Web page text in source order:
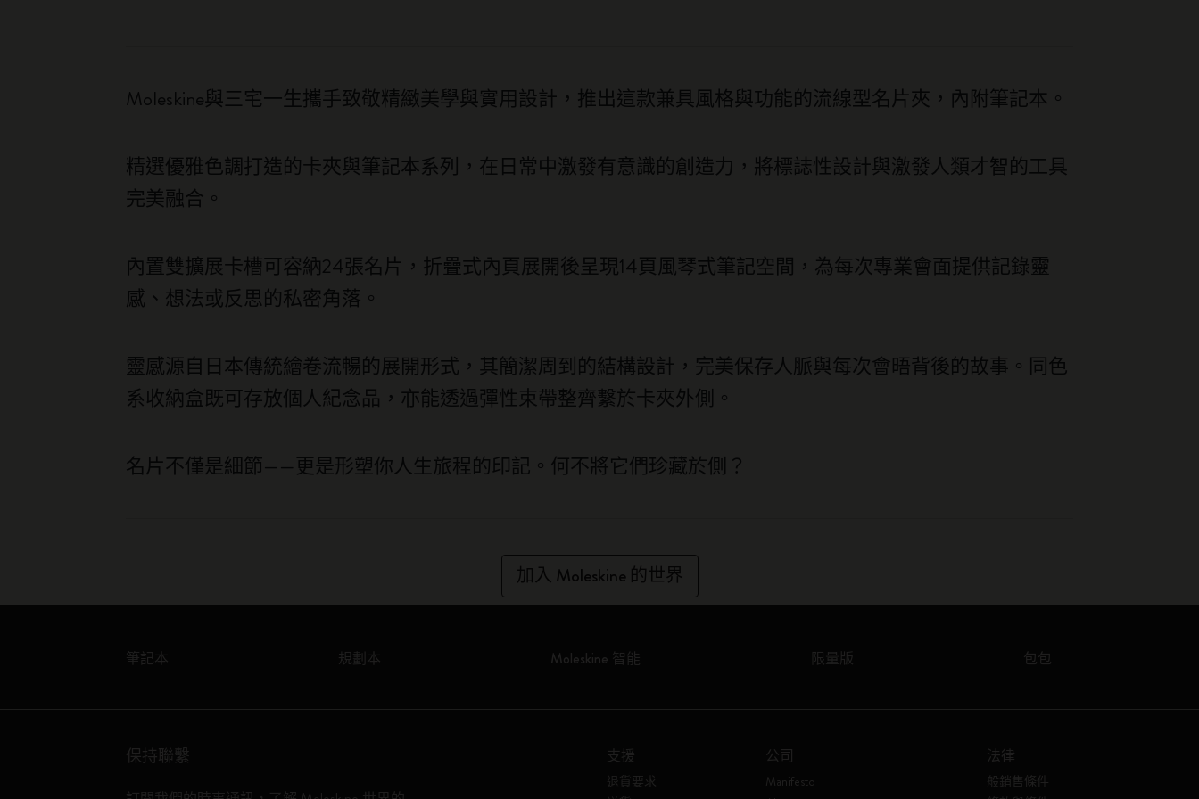
Moleskine與三宅一生攜手致敬精緻美學與實用設計，推出這款兼具風格與功能的流線型名片夾，內附筆記本。
精選優雅色調打造的卡夾與筆記本系列，在日常中激發有意識的創造力，將標誌性設計與激發人類才智的工具
完美融合。
內置雙擴展卡槽可容納24張名片，折疊式內頁展開後呈現14頁風琴式筆記空間，為每次專業會面提供記錄靈
感、想法或反思的私密角落。
靈感源自日本傳統繪卷流暢的展開形式，其簡潔周到的結構設計，完美保存人脈與每次會晤背後的故事。同色
系收納盒既可存放個人紀念品，亦能透過彈性束帶整齊繫於卡夾外側。
名片不僅是細節——更是形塑你人生旅程的印記。何不將它們珍藏於側？
加入 Moleskine 的世界
筆記本 規劃本 Moleskine 智能 限量版 包包
保持聯繫 支援
退貨要求
公司
Manifesto
法律
般銷售條件